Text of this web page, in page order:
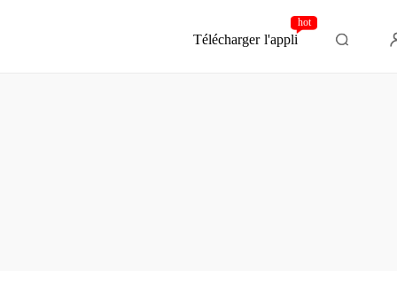
Télécharger l'appli
hot